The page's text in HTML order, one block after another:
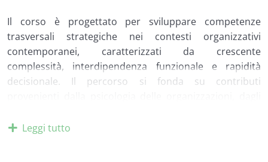
Il corso è progettato per sviluppare competenze
trasversali strategiche nei contesti organizzativi
contemporanei, caratterizzati da crescente
complessità, interdipendenza funzionale e rapidità
decisionale. Il percorso si fonda su contributi
del decision making e dalla ricerca sui team ad alte
Leggi tutto